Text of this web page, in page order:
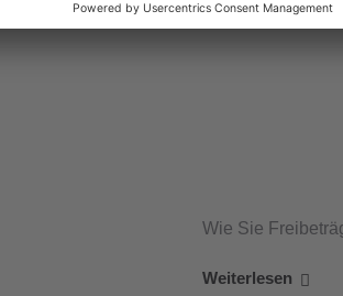
Wie Sie
Weiterlesen